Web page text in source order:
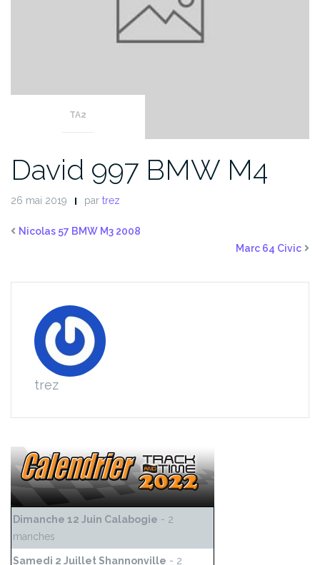
TA2
David 997 BMW M4
26 mai 2019 par trez
Nicolas 57 BMW M3 2008
Marc 64 Civic
trez
Dimanche 12 Juin Calabogie - 2
manches
Samedi 2 Juillet Shannonville - 2